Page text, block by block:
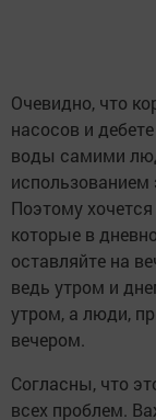
Очевидно, что
насосов и
воды самими
использованием
Поэтому
которые в
оставляйте на
ведь утром и
утром, а люди,
вечером.
Согласны, что
всех проблем.